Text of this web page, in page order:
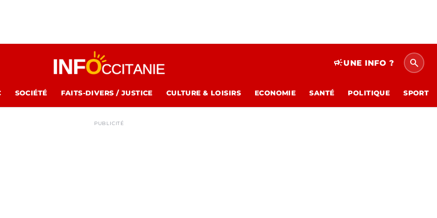
campaignUNE INFO ? search
SOCIÉTÉ FAITS-DIVERS / JUSTICE CULTURE & LOISIRS ECONOMIE SANTÉ POLITIQUE SPORT
PUBLICITÉ